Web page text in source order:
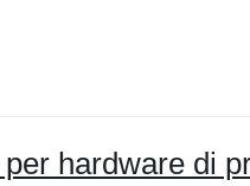
hardware di